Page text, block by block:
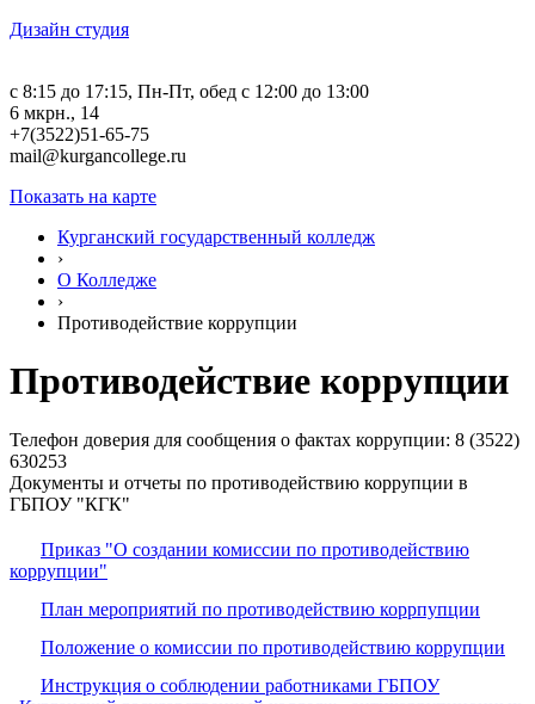
Дизайн студия
c 8:15 до 17:15, Пн-Пт, обед с 12:00 до 13:00
6 мкрн., 14
+7(3522)51-65-75
mail@kurgancollege.ru
Показать на карте
Курганский государственный колледж
›
О Колледже
›
Противодействие коррупции
Противодействие коррупции
Телефон доверия для сообщения о фактах коррупции: 8 (3522)
630253
Документы и отчеты по противодействию коррупции в
ГБПОУ "КГК"
Приказ "О создании комиссии по противодействию
коррупции"
План мероприятий по противодействию коррпупции
Положение о комиссии по противодействию коррупции
Инструкция о соблюдении работниками ГБПОУ